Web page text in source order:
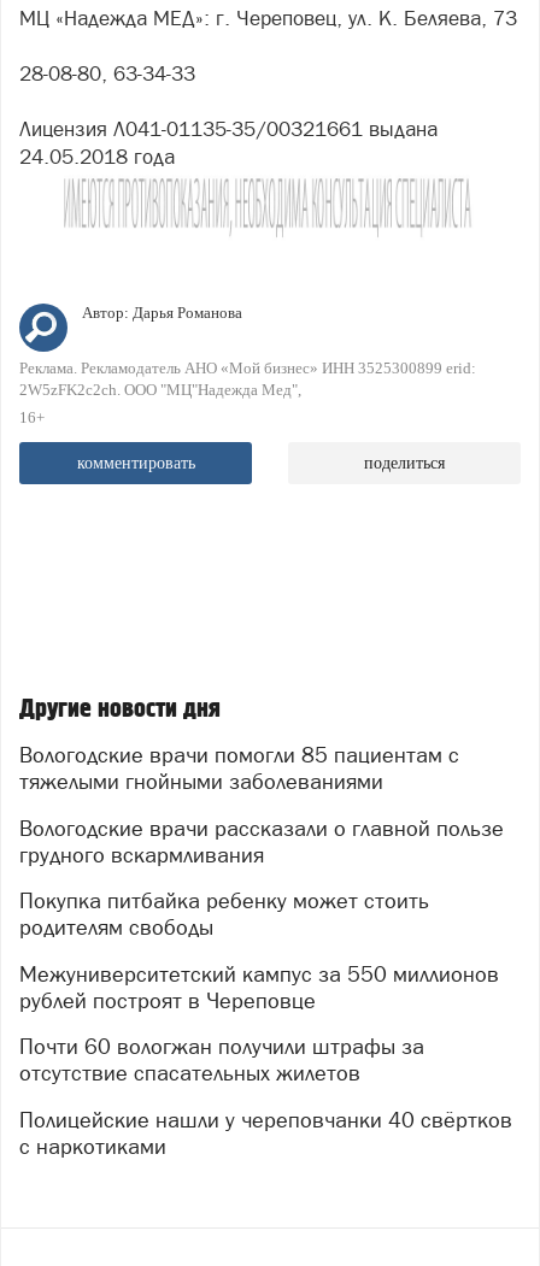
МЦ «Надежда МЕД»: г. Череповец, ул. К. Беляева, 73
28-08-80, 63-34-33
Лицензия Л041-01135-35/00321661 выдана
24.05.2018 года
Автор: Дарья Романова
Реклама. Рекламодатель АНО «Мой бизнес» ИНН 3525300899 erid:
2W5zFK2c2ch. ООО "МЦ"Надежда Мед"
16+
комментировать поделиться
Другие новости дня
Вологодские врачи помогли 85 пациентам с
тяжелыми гнойными заболеваниями
Вологодские врачи рассказали о главной пользе
грудного вскармливания
Покупка питбайка ребенку может стоить
родителям свободы
Межуниверситетский кампус за 550 миллионов
рублей построят в Череповце
Почти 60 вологжан получили штрафы за
отсутствие спасательных жилетов
Полицейские нашли у череповчанки 40 свёртков
с наркотиками